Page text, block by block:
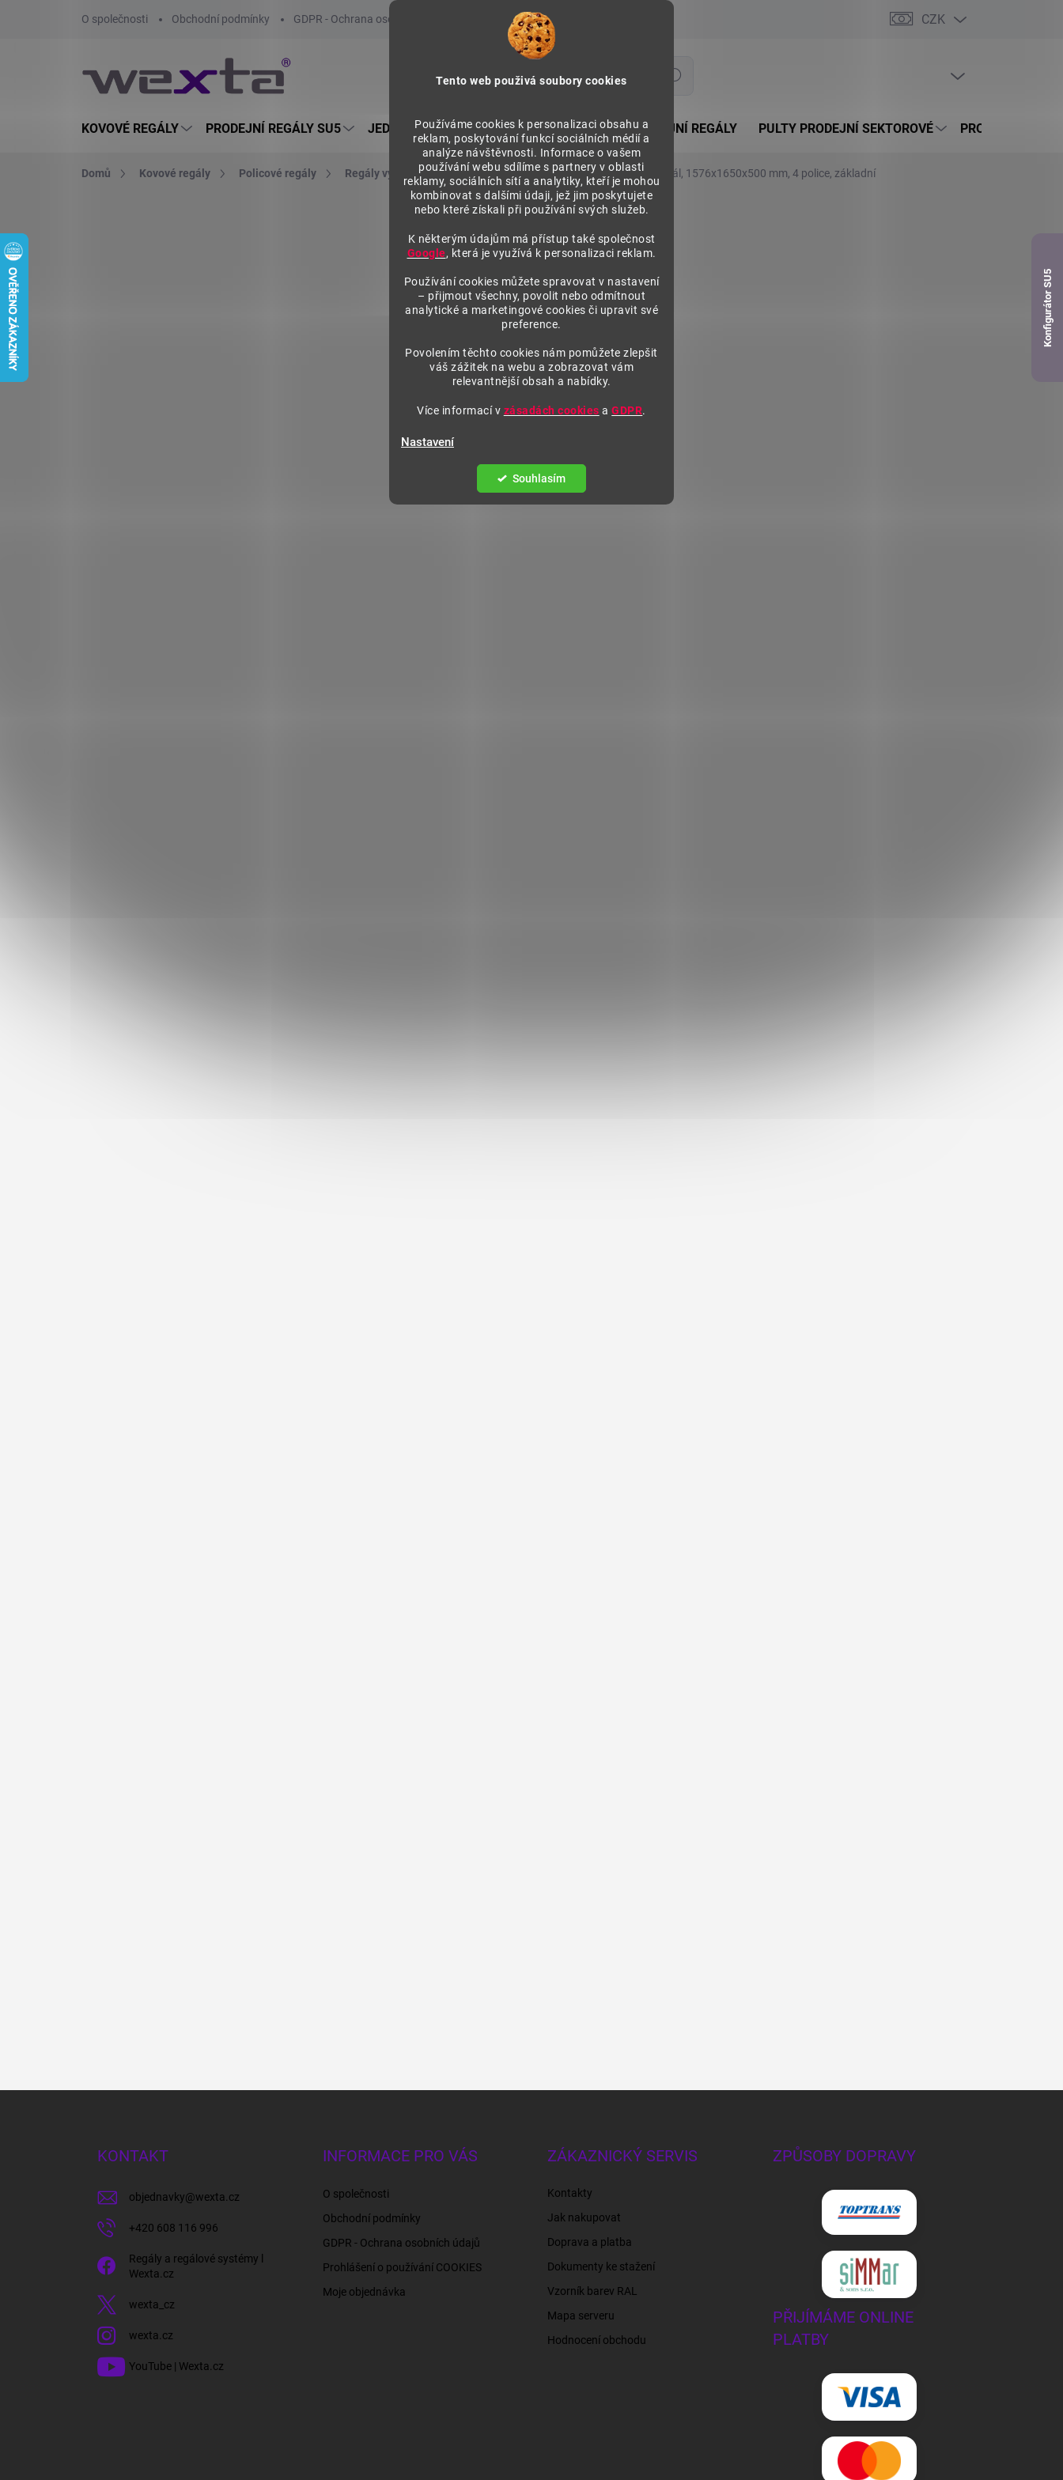
Tento web použivá soubory cookies
Používáme cookies k personalizaci obsahu a
reklam, poskytování funkcí sociálních médií a
analýze návštěvnosti. Informace o vašem
používání webu sdílíme s partnery v oblasti
reklamy, sociálních sítí a analytiky, kteří je mohou
kombinovat s dalšími údaji, jež jim poskytujete
nebo které získali při používání svých služeb.
K některým údajům má přístup také společnost
Google, která je využívá k personalizaci reklam.
Používání cookies můžete spravovat v nastavení
– přijmout všechny, povolit nebo odmítnout
analytické a marketingové cookies či upravit své
preference.
Povolením těchto cookies nám pomůžete zlepšit
váš zážitek na webu a zobrazovat vám
relevantnější obsah a nabídky.
Více informací v zásadách cookies aGDPR.
Nastavení
Souhlasím
O společnosti Obchodní podmínky GDPR - Ochrana osobních údajů Prohlášení o používání COOKIES CZK
Hledat
KOVOVÉ REGÁLY PRODEJNÍ REGÁLY SU5 JEDNOSTRANNÉ REGÁLY OBOUSTRANNÉ PRODEJNÍ REGÁLY PULTY PRODEJNÍ SEKTOROVÉ PROSKLENÉ
Domů Kovové regály Policové regály Regály výška 1576 mm, základní moduly Kovový policový regál, 1576x1650x500 mm, 4 police, základní
KONTAKT
objednavky@wexta.cz
+420 608 116 996
Regály a regálové systémy l
Wexta.cz
wexta_cz
wexta.cz
YouTube | Wexta.cz
INFORMACE PRO VÁS
O společnosti
Obchodní podmínky
GDPR - Ochrana osobních údajů
Prohlášení o používání COOKIES
Moje objednávka
ZÁKAZNICKÝ SERVIS
Kontakty
Jak nakupovat
Doprava a platba
Dokumenty ke stažení
Vzorník barev RAL
Mapa serveru
Hodnocení obchodu
ZPŮSOBY DOPRAVY
PŘIJÍMÁME ONLINE
PLATBY
Konfigurátor SU5